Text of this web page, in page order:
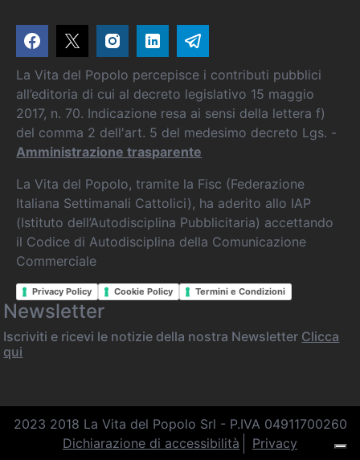
La Vita del Popolo percepisce i contributi pubblici
all’editoria di cui al decreto legislativo 15 maggio
2017, n. 70. Indicazione resa ai sensi della lettera f)
del comma 2 dell'art. 5 del medesimo decreto Lgs. -
Amministrazione trasparente
La Vita del Popolo, tramite la Fisc (Federazione
Italiana Settimanali Cattolici), ha aderito allo IAP
(Istituto dell’Autodisciplina Pubblicitaria) accettando
il Codice di Autodisciplina della Comunicazione
Commerciale
Privacy Policy Cookie Policy Termini e Condizioni
Newsletter
Iscriviti e ricevi le notizie della nostra Newsletter Clicca
qui
2023 2018 La Vita del Popolo Srl - P.IVA 04911700260
Dichiarazione di accessibilità
Privacy